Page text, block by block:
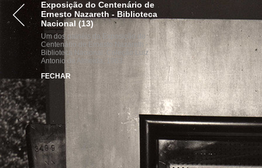
VISITE ACERVOS
Exposição do Centenário de
Ernesto Nazareth - Biblioteca
Nacional (13)
Um dos painéis da Exposição do
Centenário de Ernesto Nazareth -
Biblioteca Nacional. Coleção Luiz
Antonio de Almeida, 1963.
FECHAR
realização parcerias